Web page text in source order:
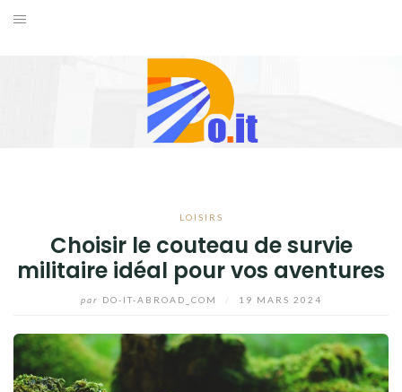
Aller
LOISIRS
Choisir le couteau de survie
militaire idéal pour vos aventures
par DO-IT-ABROAD_COM 19 MARS 2024
BLOG